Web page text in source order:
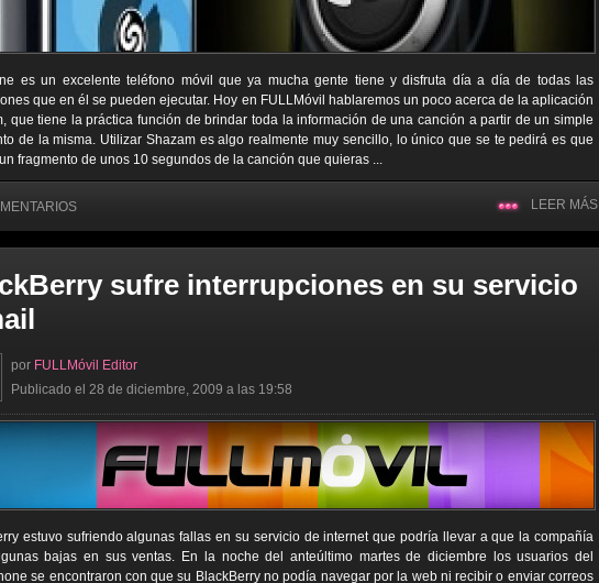
es un excelente teléfono móvil que ya mucha gente tiene y disfruta día a día de todas las
que en él se pueden ejecutar. Hoy en FULLMóvil hablaremos un poco acerca de la aplicación
que tiene la práctica función de brindar toda la información de una canción a partir de un simple
de la misma. Utilizar Shazam es algo realmente muy sencillo, lo único que se te pedirá es que
fragmento de unos 10 segundos de la canción que quieras ...
LEER MÁS
sufre interrupciones en su servicio
por FULLMóvil Editor
Publicado el 28 de diciembre, 2009 a las 19:58
estuvo sufriendo algunas fallas en su servicio de internet que podría llevar a que la compañía
bajas en sus ventas. En la noche del anteúltimo martes de diciembre los usuarios del
se encontraron con que su BlackBerry no podía navegar por la web ni recibir o enviar correos